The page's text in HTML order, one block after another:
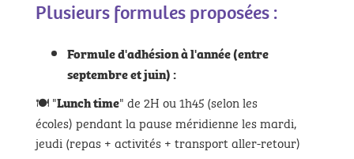
Plusieurs formules proposées :
Formule d'adhésion à l'année (entre
septembre et juin) :
🍽 "Lunch time" de 2H ou 1h45 (selon les
écoles) pendant la pause méridienne les mardi,
jeudi (repas + activités + transport aller-retour)